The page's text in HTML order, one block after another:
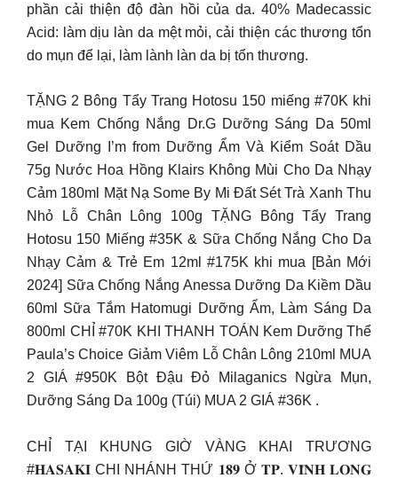
phần cải thiện độ đàn hồi của da. 40% Madecassic
Acid: làm dịu làn da mệt mỏi, cải thiện các thương tổn
do mụn để lại, làm lành làn da bị tổn thương.
TẶNG 2 Bông Tẩy Trang Hotosu 150 miếng #70K khi
mua Kem Chống Nắng Dr.G Dưỡng Sáng Da 50ml
Gel Dưỡng I’m from Dưỡng Ẩm Và Kiểm Soát Dầu
75g Nước Hoa Hồng Klairs Không Mùi Cho Da Nhạy
Cảm 180ml Mặt Nạ Some By Mi Đất Sét Trà Xanh Thu
Nhỏ Lỗ Chân Lông 100g TẶNG Bông Tẩy Trang
Hotosu 150 Miếng #35K & Sữa Chống Nắng Cho Da
Nhạy Cảm & Trẻ Em 12ml #175K khi mua [Bản Mới
2024] Sữa Chống Nắng Anessa Dưỡng Da Kiềm Dầu
60ml Sữa Tắm Hatomugi Dưỡng Ẩm, Làm Sáng Da
800ml CHỈ #70K KHI THANH TOÁN Kem Dưỡng Thể
Paula’s Choice Giảm Viêm Lỗ Chân Lông 210ml MUA
2 GIÁ #950K Bột Đậu Đỏ Milaganics Ngừa Mụn,
Dưỡng Sáng Da 100g (Túi) MUA 2 GIÁ #36K .
CHỈ TẠI KHUNG GIỜ VÀNG KHAI TRƯƠNG
#𝐇𝐀𝐒𝐀𝐊𝐈 CHI NHÁNH THỨ 𝟏𝟖𝟗 Ở 𝐓𝐏. 𝐕𝐈̃𝐍𝐇 𝐋𝐎𝐍𝐆